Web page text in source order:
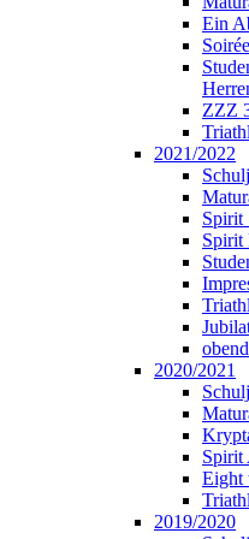
Ein
ZZZ
2021/2022
Spirit
Spirit
2020/2021
Spirit
Eight
2019/2020